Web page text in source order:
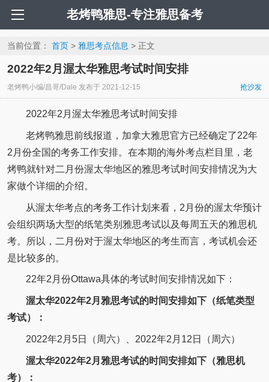
老烤鸭雅思-专注雅思备考
当前位置： 首页> 雅思考点信息 > 正文
2022年2月渥太华雅思考试时间安排
老烤鸭小编/昌哥/Dale 发布于 2021-12-15 抢沙发
2022年2月渥太华雅思考试时间安排
老烤鸭雅思前线报道，加拿大雅思官方已经确定了22年
2月份全国的考务工作安排。在本期的海外考点栏目里，老
烤鸭就针对二月份渥太华地区的雅思考试时间安排情况为大
家做个详细的介绍。
从渥太华考点的考务工作计划来看，2月份的渥太华预计
会组织两场大型的纸笔类别雅思考试以及每周五天的雅思机
考。所以，二月份对于渥太华地区的考生而言，考试机会还
是比较多的。
22年2月份Ottawa具体的考试时间安排情况如下：
渥太华2022年2月雅思考试的时间安排如下（纸笔类型
考试）：
2022年2月5日（周六）、2022年2月12日（周六）
渥太华2022年2月雅思考试的时间安排如下（雅思机
考）：